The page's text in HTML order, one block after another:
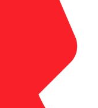
TÔI